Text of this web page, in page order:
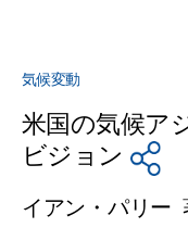
気候変動
米国の気候ア
ビジョン
イアン・パリー